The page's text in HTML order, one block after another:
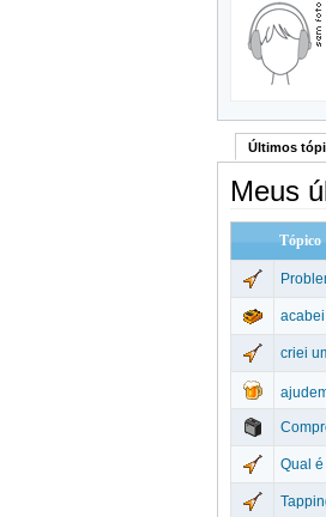
Últimos
Meus
Tópico
criei
Qual